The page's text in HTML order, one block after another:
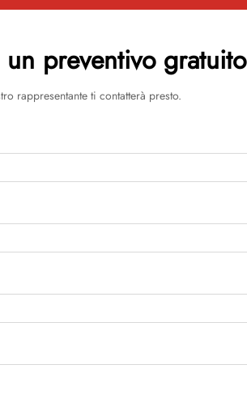
preventivo gratuito
rappresentante ti contatterà presto.